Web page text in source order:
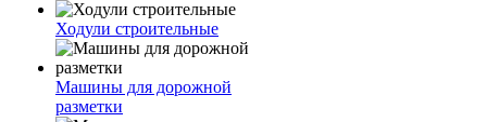
Ходули строительные
Машины для дорожной
разметки